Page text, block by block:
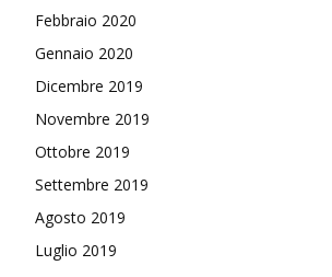
Febbraio 2020
Gennaio 2020
Dicembre 2019
Novembre 2019
Ottobre 2019
Settembre 2019
Agosto 2019
Luglio 2019